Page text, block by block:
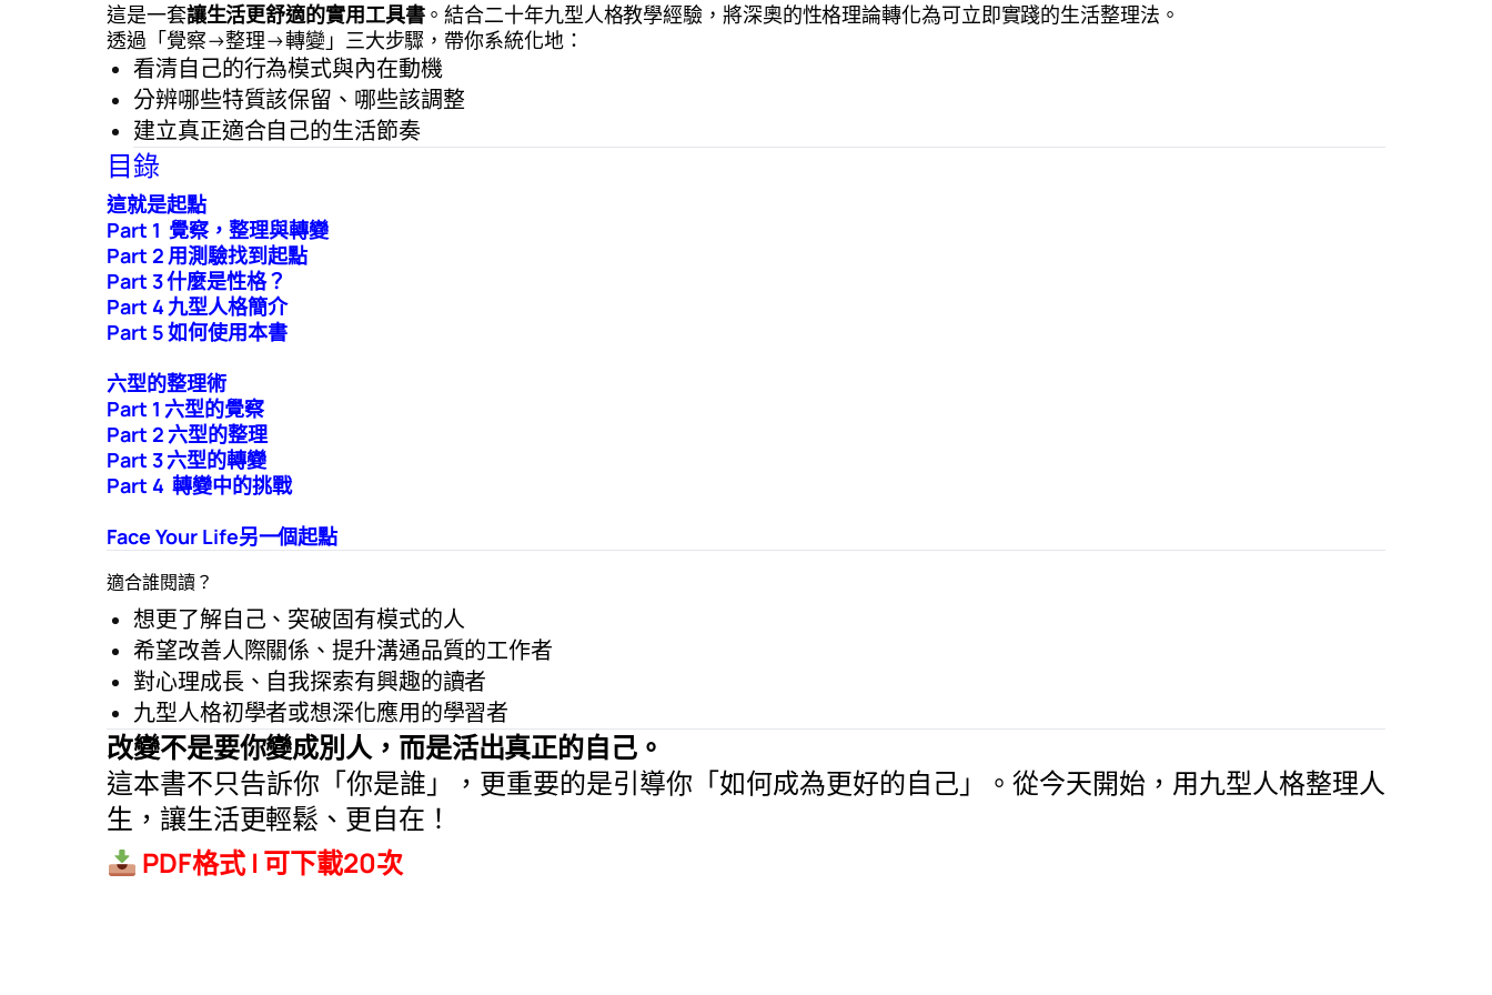
這是一套讓生活更舒適的實用工具書。結合二十年九型人格教學經驗，將深奧的性格理論轉化為可立即實踐的生活整理法。
透過「覺察→整理→轉變」三大步驟，帶你系統化地：
看清自己的行為模式與內在動機
分辨哪些特質該保留、哪些該調整
建立真正適合自己的生活節奏
目錄
這就是起點
Part 1覺察，整理與轉變
Part 2用測驗找到起點
Part 3什麼是性格？
Part 4九型人格簡介
Part 5如何使用本書
六型的整理術
Part 1 六型的覺察
Part 2 六型的整理
Part 3 六型的轉變
Part 4轉變中的挑戰
Face Your Life另一個起點
適合誰閱讀？
想更了解自己、突破固有模式的人
希望改善人際關係、提升溝通品質的工作者
對心理成長、自我探索有興趣的讀者
九型人格初學者或想深化應用的學習者
改變不是要你變成別人，而是活出真正的自己。
這本書不只告訴你「你是誰」，更重要的是引導你「如何成為更好的自己」。從今天開始，用九型人格整理人
生，讓生活更輕鬆、更自在！
PDF格式 | 可下載20次